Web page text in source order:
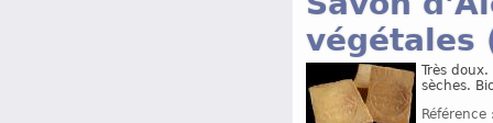
végétales
Très
sèches.